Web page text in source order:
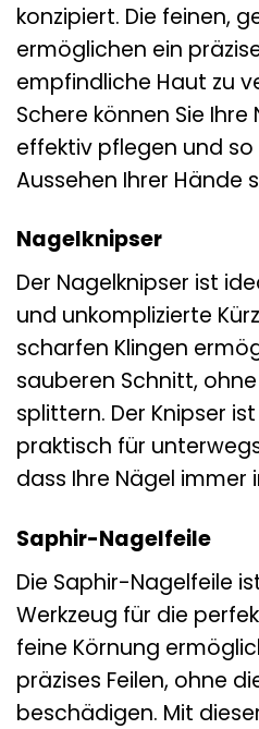
konzipiert. Die feinen,
ermöglichen ein
empfindliche Haut zu
Schere können Sie
effektiv pflegen und
Aussehen Ihrer Hände
Nagelknipser
Der Nagelknipser ist
und unkomplizierte
scharfen Klingen
sauberen Schnitt,
splittern. Der Knipser
praktisch für
dass Ihre Nägel immer
Saphir-Nagelfeile
Die Saphir-Nagelfeile
Werkzeug für die
feine Körnung
präzises Feilen, ohne
beschädigen. Mit